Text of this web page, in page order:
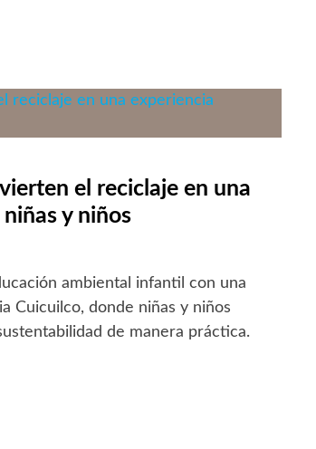
el reciclaje en una
y niños
ambiental infantil con una
Cuicuilco, donde niñas y niños
de manera práctica.